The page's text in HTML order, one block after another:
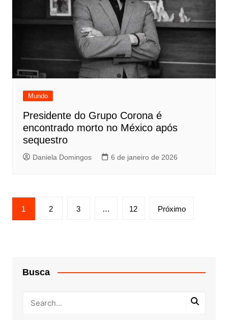
Mundo
Presidente do Grupo Corona é
encontrado morto no México após
sequestro
Daniela Domingos 6 de janeiro de 2026
Paginação
de
1 2 3 … 12 Próximo
Busca